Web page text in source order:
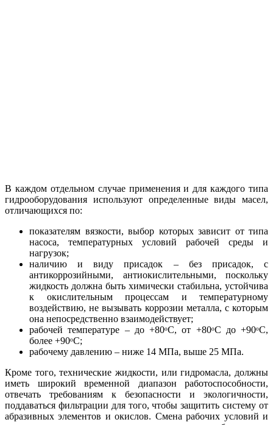
В каждом отдельном случае применения и для каждого типа
гидрооборудования используют определенные виды масел,
отличающихся по:
показателям вязкости, выбор которых зависит от типа
насоса, температурных условий рабочей среды и
нагрузок;
наличию и виду присадок – без присадок, с
антикоррозийными, антиокислительными, поскольку
жидкость должна быть химически стабильна, устойчива
к окислительным процессам и температурному
воздействию, не вызывать коррозии металла, с которым
она непосредственно взаимодействует;
рабочей температуре – до +80ᵒС, от +80ᵒС до +90ᵒС,
более +90ᵒС;
рабочему давлению – ниже 14 МПа, выше 25 МПа.
Кроме того, технические жидкости, или гидромасла, должны
иметь широкий временной диапазон работоспособности,
отвечать требованиям к безопасности и экологичности,
поддаваться фильтрации для того, чтобы защитить систему от
абразивных элементов и окислов. Смена рабочих условий и